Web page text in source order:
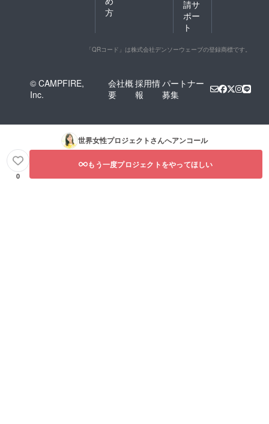
方
請サ
ポー
ト
「QRコード」は株式会社デンソーウェーブの登録商標です。
© CAMPFIRE,
Inc.
会社概
要
採用情
報
パートナー
募集
世界女性プロジェクトさんへアンコール
0
もう一度プロジェクトをやってほしい